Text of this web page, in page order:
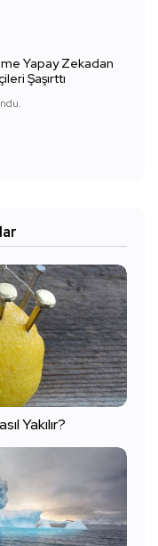
Yapay Zekadan
Şaşırttı
Yakılır?